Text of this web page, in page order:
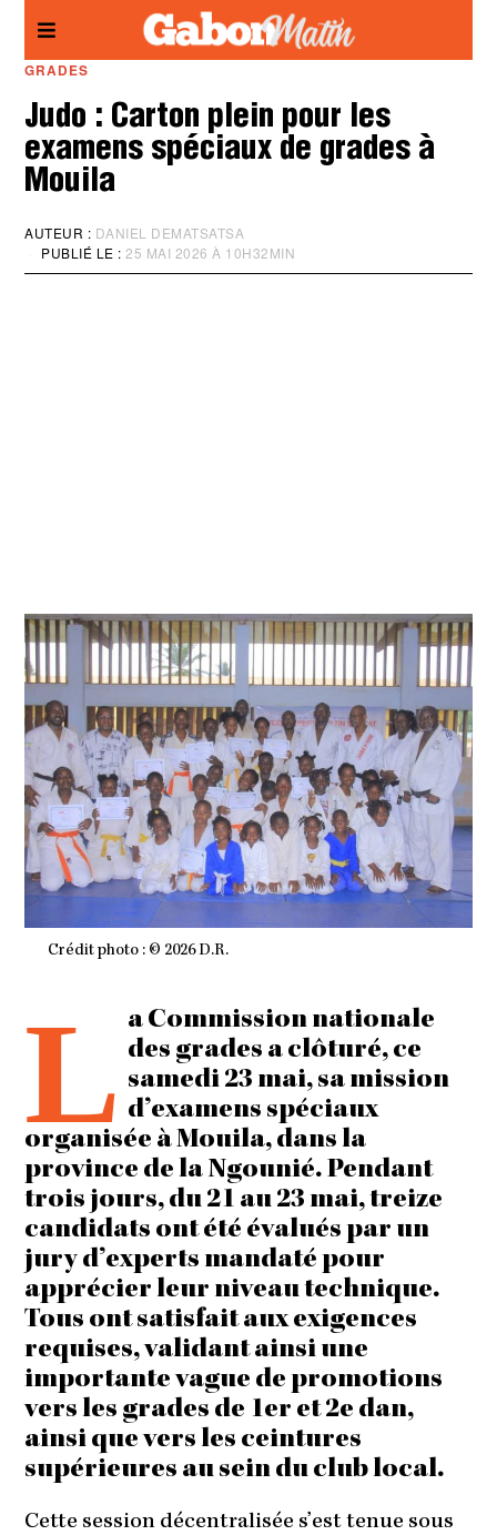
GRADES
Judo : Carton plein pour les
examens spéciaux de grades à
Mouila
AUTEUR : DANIEL DEMATSATSA
PUBLIÉ LE : 25 MAI 2026 À 10H32MIN
I
H
3
M
N
Crédit photo : © 2026 D.R.
L a Commission nationale
des grades a clôturé, ce
samedi 23 mai, sa mission
d’examens spéciaux
organisée à Mouila, dans la
province de la Ngounié. Pendant
trois jours, du 21 au 23 mai, treize
candidats ont été évalués par un
jury d’experts mandaté pour
apprécier leur niveau technique.
Tous ont satisfait aux exigences
requises, validant ainsi une
importante vague de promotions
vers les grades de 1er et 2e dan,
ainsi que vers les ceintures
supérieures au sein du club local.
Cette session décentralisée s’est tenue sous
Panneau de gestion des cookies